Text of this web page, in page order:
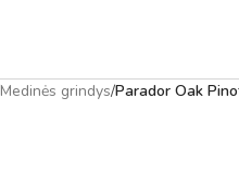
Medinės grindys/Parador Oak